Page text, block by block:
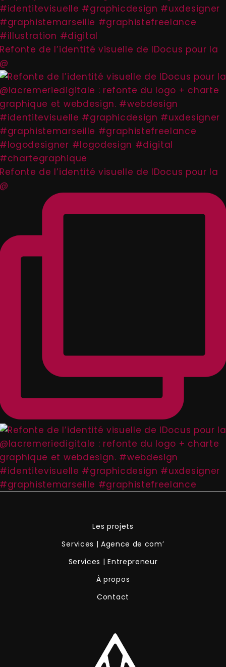
de l’identité visuelle de IDocus pour la
de l’identité visuelle de IDocus pour la
Les projets
Services | Agence de com’
Services | Entrepreneur
À propos
Contact